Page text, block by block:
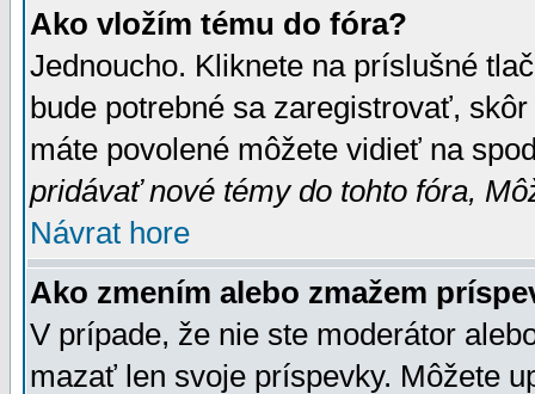
Ako vložím tému do fóra?
Jednoucho. Kliknete na príslušné
bude potrebné sa zaregistrovať,
máte povolené môžete vidieť na
pridávať nové témy do tohto fóra,
Návrat hore
Ako zmením alebo zmažem
V prípade, že nie ste moderátor
mazať len svoje príspevky. Môžete